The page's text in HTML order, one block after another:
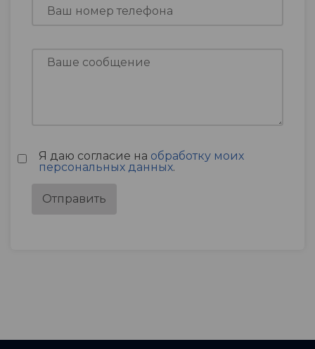
Я даю согласие на обработку моих
персональных данных.